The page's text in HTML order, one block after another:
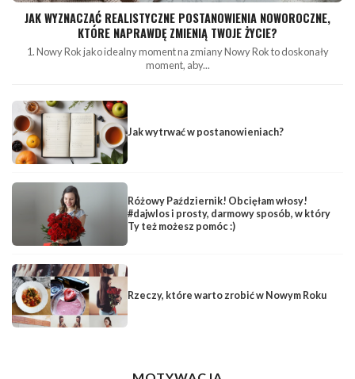
JAK WYZNACZAĆ REALISTYCZNE POSTANOWIENIA NOWOROCZNE,
KTÓRE NAPRAWDĘ ZMIENIĄ TWOJE ŻYCIE?
1. Nowy Rok jako idealny moment na zmiany Nowy Rok to doskonały
moment, aby...
Jak wytrwać w postanowieniach?
Różowy Październik! Obcięłam włosy!
#dajwlos i prosty, darmowy sposób, w który
Ty też możesz pomóc :)
Rzeczy, które warto zrobić w Nowym Roku